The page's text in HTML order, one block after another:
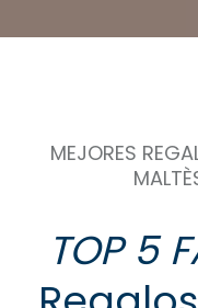
MEJORES
TOP 5